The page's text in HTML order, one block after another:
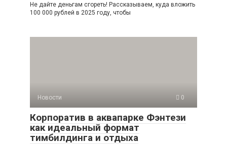
Не дайте деньгам сгореть! Рассказываем, куда вложить
100 000 рублей в 2025 году, чтобы
Новости 0
Корпоратив в аквапарке Фэнтези
как идеальный формат
тимбилдинга и отдыха